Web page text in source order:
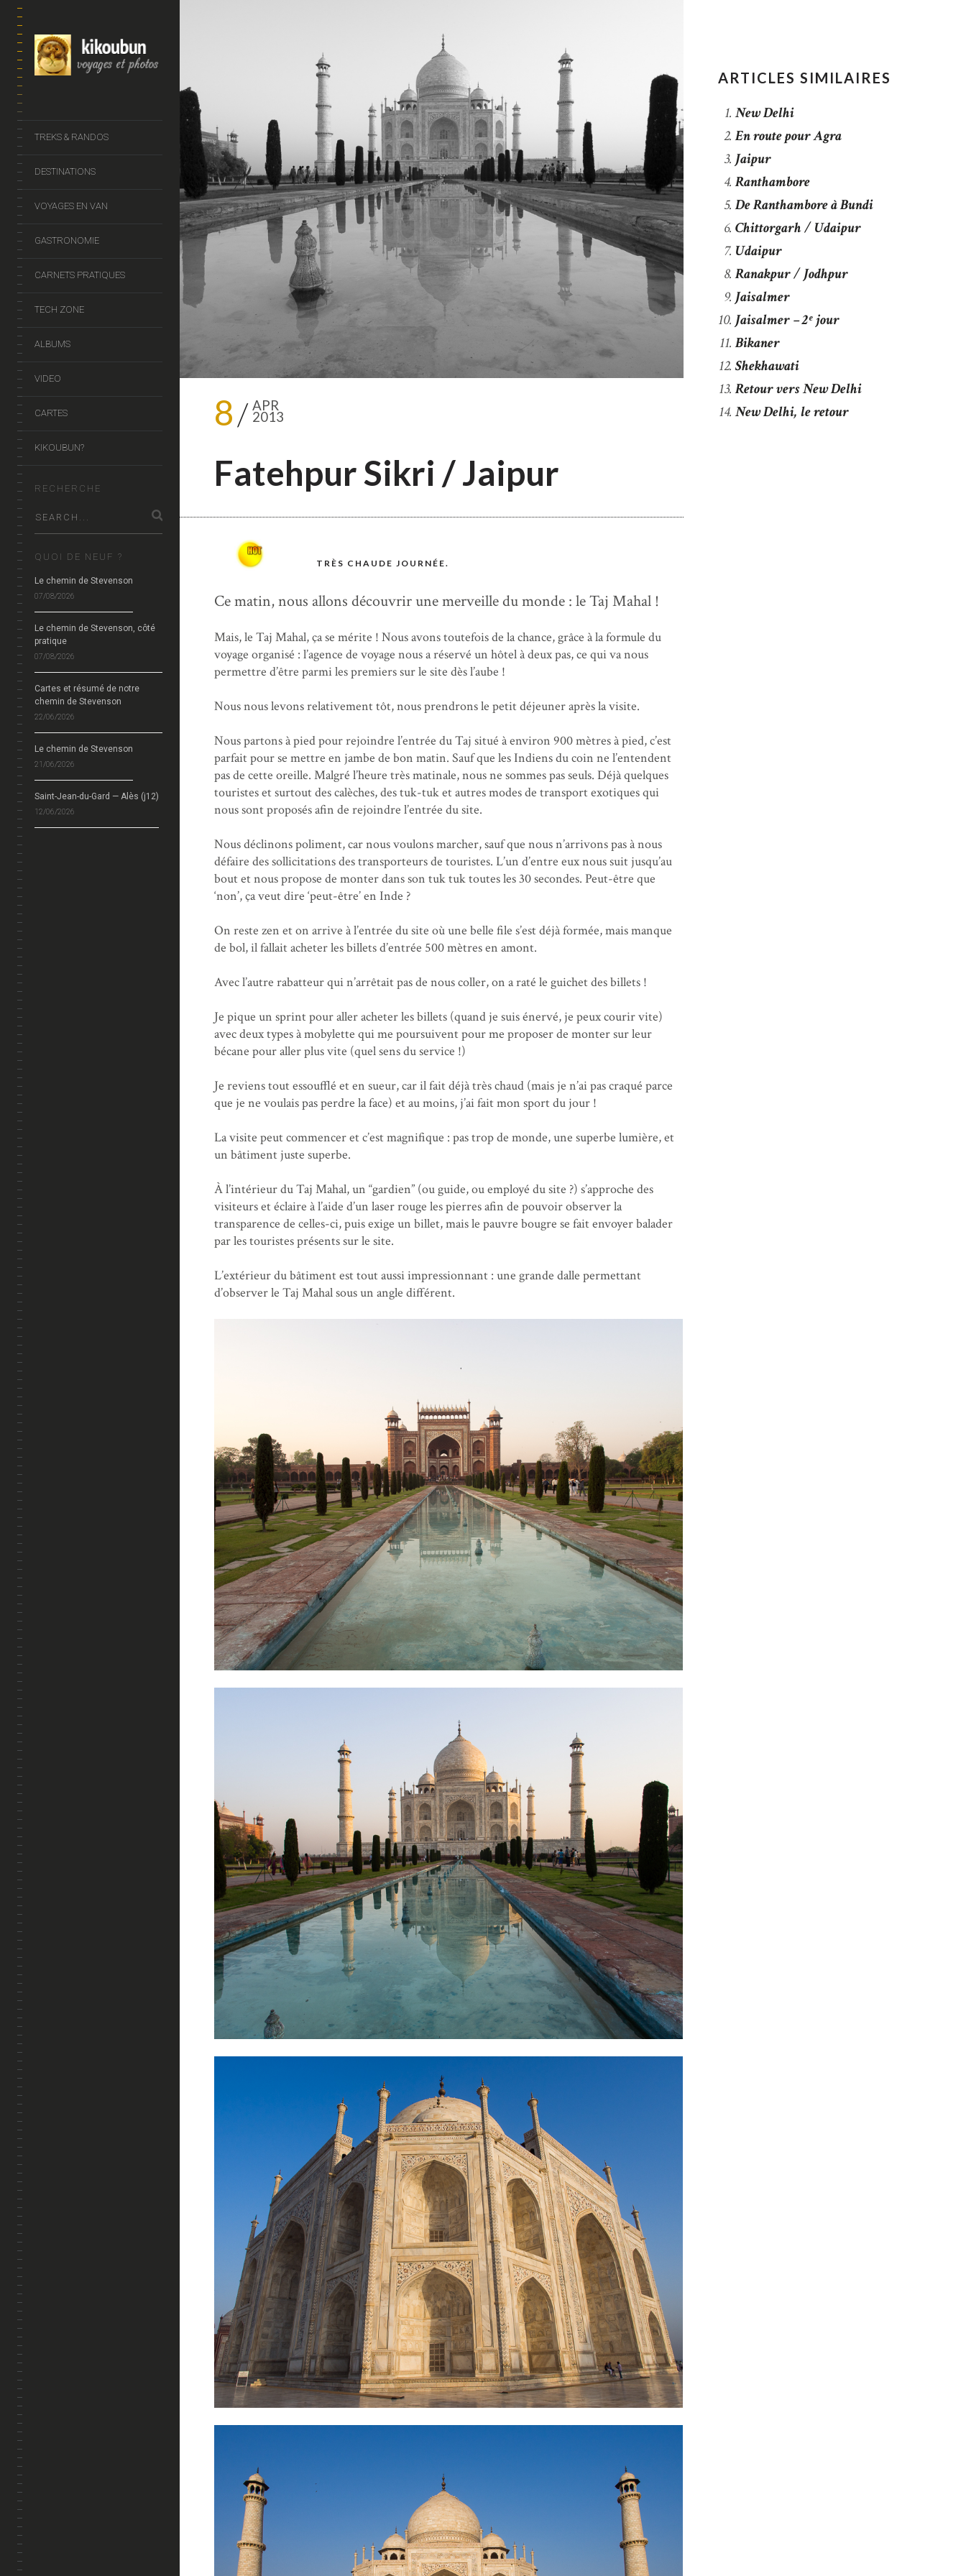
TREKS & RANDOS
DESTINATIONS
VOYAGES EN VAN
GASTRONOMIE
CARNETS PRATIQUES
TECH ZONE
ALBUMS
VIDEO
CARTES
KIKOUBUN?
RECHERCHE
QUOI DE NEUF ?
Le chemin de Stevenson
07/08/2026
Le chemin de Stevenson, côté
pratique
07/08/2026
Cartes et résumé de notre
chemin de Stevenson
22/06/2026
Le chemin de Stevenson
21/06/2026
Saint-Jean-du-Gard — Alès (j12)
12/06/2026
8 APR
2013
Fatehpur Sikri / Jaipur
TRÈS CHAUDE JOURNÉE.
Ce matin, nous allons découvrir une merveille du monde : le Taj Mahal !
Mais, le Taj Mahal, ça se mérite ! Nous avons toutefois de la chance, grâce à la formule du
voyage organisé : l’agence de voyage nous a réservé un hôtel à deux pas, ce qui va nous
permettre d’être parmi les premiers sur le site dès l’aube !
Nous nous levons relativement tôt, nous prendrons le petit déjeuner après la visite.
Nous partons à pied pour rejoindre l’entrée du Taj situé à environ 900 mètres à pied, c’est
parfait pour se mettre en jambe de bon matin. Sauf que les Indiens du coin ne l’entendent
pas de cette oreille. Malgré l’heure très matinale, nous ne sommes pas seuls. Déjà quelques
touristes et surtout des calèches, des tuk-tuk et autres modes de transport exotiques qui
nous sont proposés afin de rejoindre l’entrée du site.
Nous déclinons poliment, car nous voulons marcher, sauf que nous n’arrivons pas à nous
défaire des sollicitations des transporteurs de touristes. L’un d’entre eux nous suit jusqu’au
bout et nous propose de monter dans son tuk tuk toutes les 30 secondes. Peut-être que
‘non’, ça veut dire ‘peut-être’ en Inde ?
On reste zen et on arrive à l’entrée du site où une belle file s’est déjà formée, mais manque
de bol, il fallait acheter les billets d’entrée 500 mètres en amont.
Avec l’autre rabatteur qui n’arrêtait pas de nous coller, on a raté le guichet des billets !
Je pique un sprint pour aller acheter les billets (quand je suis énervé, je peux courir vite)
avec deux types à mobylette qui me poursuivent pour me proposer de monter sur leur
bécane pour aller plus vite (quel sens du service !)
Je reviens tout essoufflé et en sueur, car il fait déjà très chaud (mais je n’ai pas craqué parce
que je ne voulais pas perdre la face) et au moins, j’ai fait mon sport du jour !
La visite peut commencer et c’est magnifique : pas trop de monde, une superbe lumière, et
un bâtiment juste superbe.
À l’intérieur du Taj Mahal, un “gardien” (ou guide, ou employé du site ?) s’approche des
visiteurs et éclaire à l’aide d’un laser rouge les pierres afin de pouvoir observer la
transparence de celles-ci, puis exige un billet, mais le pauvre bougre se fait envoyer balader
par les touristes présents sur le site.
L’extérieur du bâtiment est tout aussi impressionnant : une grande dalle permettant
d’observer le Taj Mahal sous un angle différent.
ARTICLES SIMILAIRES
New Delhi
En route pour Agra
Jaipur
Ranthambore
De Ranthambore à Bundi
Chittorgarh / Udaipur
Udaipur
Ranakpur / Jodhpur
Jaisalmer
Jaisalmer – 2ᵉ jour
Bikaner
Shekhawati
Retour vers New Delhi
New Delhi, le retour